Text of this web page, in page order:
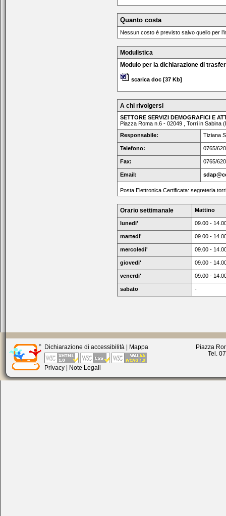
Quanto costa
Nessun costo è previsto salvo quello per
Modulistica
Modulo per la dichiarazione di
scarica doc [37 Kb]
A chi rivolgersi
SETTORE SERVIZI DEMOGRAFICI E
Piazza Roma n.6 - 02049 , Torri in Sabina
Responsabile:
Tiziana
Telefono: 0765/
Fax: 0765/
Email:
Posta Elettronica Certificata:
Orario settimanale Mattino
lunedi' 09.00 -
martedi' 09.00 -
mercoledi' 09.00 -
giovedi' 09.00 -
venerdi' 09.00 -
sabato -
Dichiarazione di accessibilità | Mappa
Privacy | Note Legali
Piazza
Tel.